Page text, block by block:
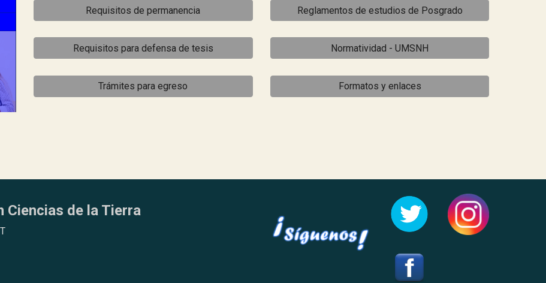
Requisitos de permanencia
Requisitos para defensa de tesis
Trámites para egreso
Reglamentos de estudios de Posgrado
Normatividad - UMSNH
Formatos y enlaces
de la Tierra